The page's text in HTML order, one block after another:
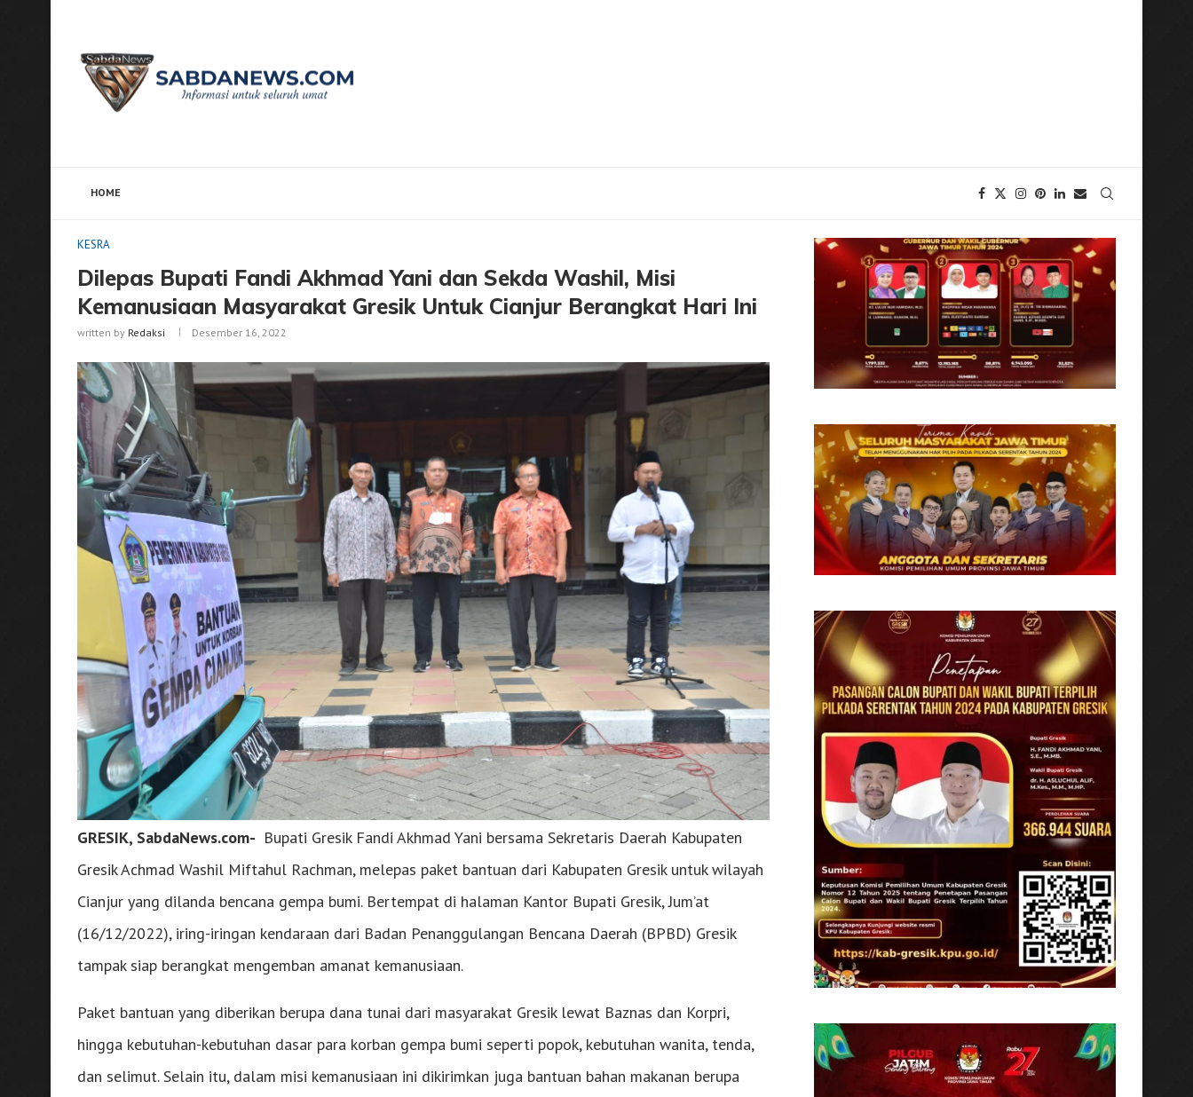
HOME
KESRA
Dilepas Bupati Fandi Akhmad Yani dan Sekda Washil, Misi
Kemanusiaan Masyarakat Gresik Untuk Cianjur Berangkat Hari Ini
written by Redaksi Desember 16, 2022
GRESIK, SabdaNews.com- Bupati Gresik Fandi Akhmad Yani bersama Sekretaris Daerah Kabupaten
Gresik Achmad Washil Miftahul Rachman, melepas paket bantuan dari Kabupaten Gresik untuk wilayah
Cianjur yang dilanda bencana gempa bumi. Bertempat di halaman Kantor Bupati Gresik, Jum’at
(16/12/2022), iring-iringan kendaraan dari Badan Penanggulangan Bencana Daerah (BPBD) Gresik
tampak siap berangkat mengemban amanat kemanusiaan.
Paket bantuan yang diberikan berupa dana tunai dari masyarakat Gresik lewat Baznas dan Korpri,
hingga kebutuhan-kebutuhan dasar para korban gempa bumi seperti popok, kebutuhan wanita, tenda,
dan selimut. Selain itu, dalam misi kemanusiaan ini dikirimkan juga bantuan bahan makanan berupa